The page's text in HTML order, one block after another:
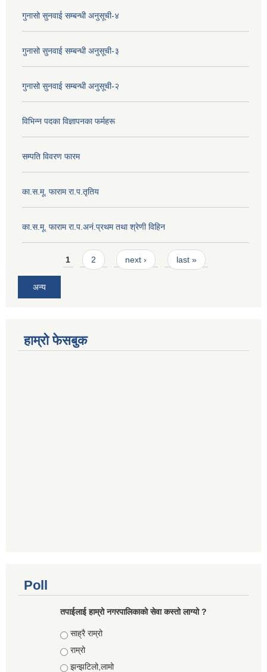
गुनासो सुनवाई सम्बन्धी अनुसूची-४
गुनासो सुनवाई सम्बन्धी अनुसूची-३
गुनासो सुनवाई सम्बन्धी अनुसूची-२
विभिन्न पदका विज्ञापनका फर्महरू
सम्पति विवरण फारम
का.स.मू. फाराम रा.प.तृतिय
का.स.मू. फाराम रा.प.अनं.प्रथम तथा श्रेणी विहिन
Pages1 2 next › last »
अन्य
हाम्रो फेसबुक
Poll
तपाईलाई हाम्रो नगरपालिकाको सेवा कस्तो लाग्यो ?
Choices
साह्रै राम्रो
राम्रो
झन्झटिलो,लामो